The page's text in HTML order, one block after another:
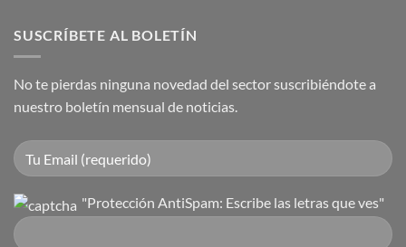
SUSCRÍBETE AL BOLETÍN
No te pierdas ninguna novedad del sector suscribiéndote a
nuestro boletín mensual de noticias.
"Protección AntiSpam: Escribe las letras que ves"